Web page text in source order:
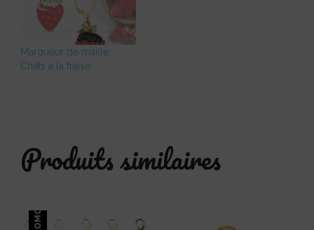
Marqueur de maille
Chats à la fraise
Produits similaires
PROMO !